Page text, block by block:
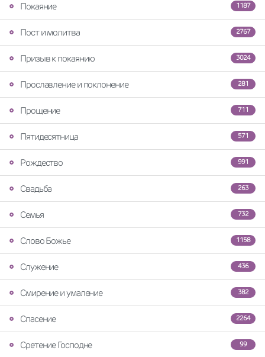
1187
Покаяние
2767
Пост и молитва
3024
Призыв к покаянию
281
Прославление и поклонение
711
Прощение
571
Пятидесятница
991
Рождество
263
Свадьба
732
Семья
1158
Слово Божье
436
Служение
382
Смирение и умаление
2264
Спасение
99
Сретение Господне